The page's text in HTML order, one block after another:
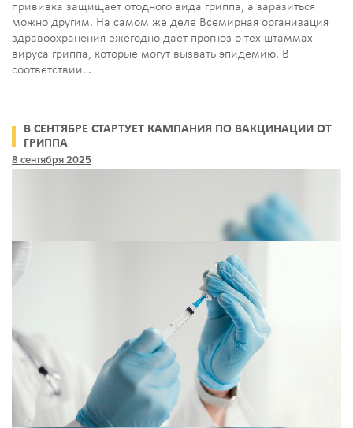
прививка защищает отодного вида гриппа, а заразиться
можно другим. На самом же деле Всемирная организация
здравоохранения ежегодно дает прогноз о тех штаммах
вируса гриппа, которые могут вызвать эпидемию. В
соответствии…
В СЕНТЯБРЕ СТАРТУЕТ КАМПАНИЯ ПО ВАКЦИНАЦИИ ОТ
ГРИППА
8 сентября 2025